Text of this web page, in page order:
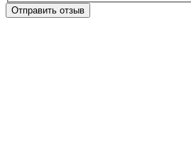
Отправить отзыв